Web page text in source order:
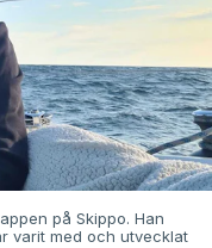
på Skippo. Han
varit med och utvecklat